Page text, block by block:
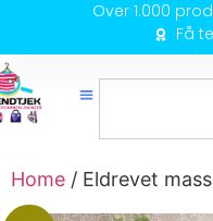
Over 1.000
Få
Home / Eldrevet